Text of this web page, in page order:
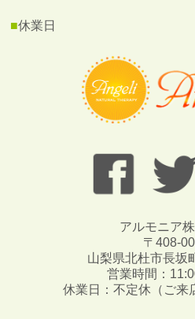
■休業日
アルモニア
〒408-
山梨県北杜市長坂
営業時間：
休業日：不定休（ご来